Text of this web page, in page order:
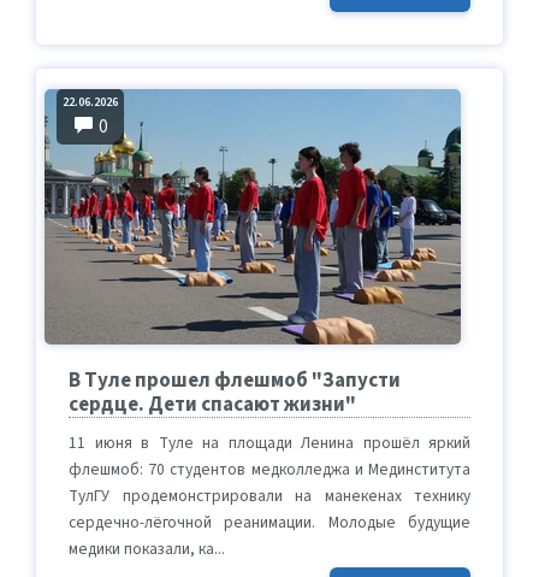
22.06.2026
0
В Туле прошел флешмоб "Запусти
сердце. Дети спасают жизни"
11 июня в Туле на площади Ленина прошёл яркий
флешмоб: 70 студентов медколледжа и Мединститута
ТулГУ продемонстрировали на манекенах технику
сердечно-лёгочной реанимации. Молодые будущие
медики показали, ка...